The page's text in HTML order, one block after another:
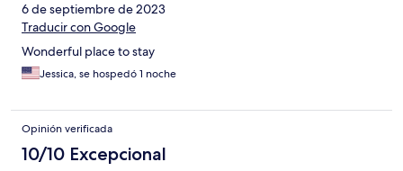
6 de septiembre de 2023
Traducir con Google
Wonderful place to stay
Jessica, se hospedó 1 noche
Opinión verificada
10/10 Excepcional